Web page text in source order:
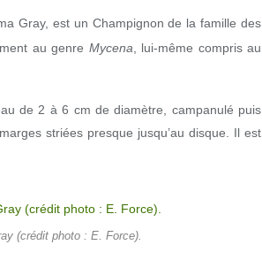
Gray, est un Champignon de la famille des
au genre Mycena , lui-même compris au
de 2 à 6 cm de diamètre, campanulé puis
striées presque jusqu’au disque. Il est
(crédit photo : E. Force).